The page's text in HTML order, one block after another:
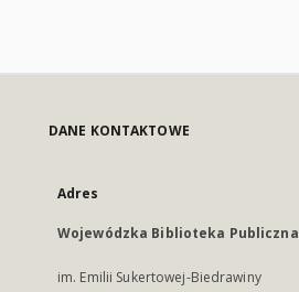
DANE KONTAKTOWE
Adres
Wojewódzka Biblioteka Publiczna
im. Emilii Sukertowej-Biedrawiny